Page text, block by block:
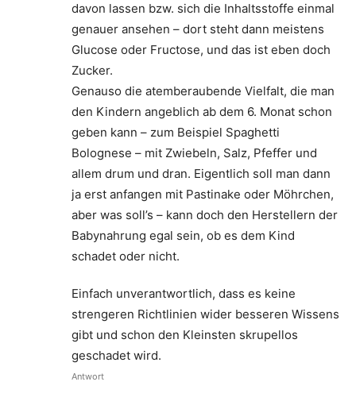
davon lassen bzw. sich die Inhaltsstoffe einmal
genauer ansehen – dort steht dann meistens
Glucose oder Fructose, und das ist eben doch
Zucker.
Genauso die atemberaubende Vielfalt, die man
den Kindern angeblich ab dem 6. Monat schon
geben kann – zum Beispiel Spaghetti
Bolognese – mit Zwiebeln, Salz, Pfeffer und
allem drum und dran. Eigentlich soll man dann
ja erst anfangen mit Pastinake oder Möhrchen,
aber was soll’s – kann doch den Herstellern der
Babynahrung egal sein, ob es dem Kind
schadet oder nicht.
Einfach unverantwortlich, dass es keine
strengeren Richtlinien wider besseren Wissens
gibt und schon den Kleinsten skrupellos
geschadet wird.
Antwort